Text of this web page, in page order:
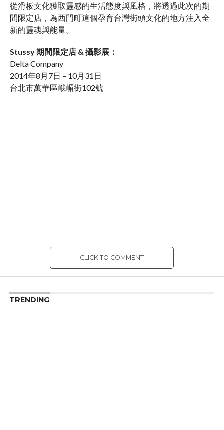
從滑板文化獲取靈感的生活態度與風格，將透過此次的期
間限定店，為西門町這個孕育台灣街頭文化的地方注入全
新的靈魂與能量。
Stussy 期間限定店 & 攝影展：
Delta Company
2014年8月7日 – 10月31日
台北市萬華區峨嵋街102號
CLICK TO COMMENT
TRENDING